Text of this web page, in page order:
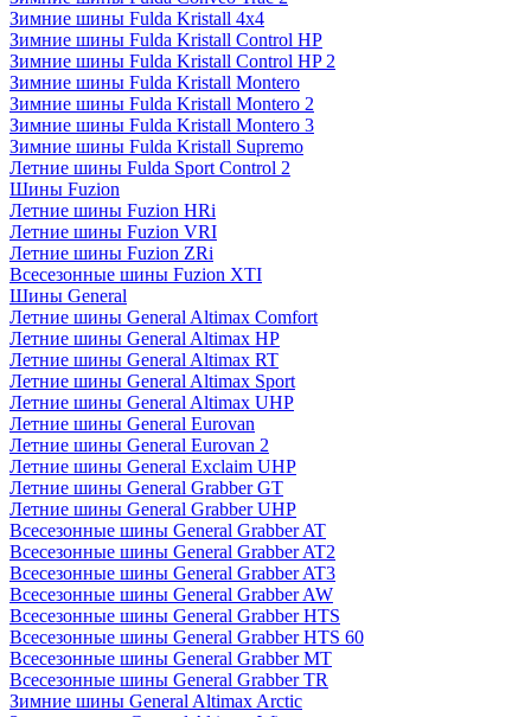
Зимние шины Fulda Kristall 4x4
Зимние шины Fulda Kristall Control HP
Зимние шины Fulda Kristall Control HP 2
Зимние шины Fulda Kristall Montero
Зимние шины Fulda Kristall Montero 2
Зимние шины Fulda Kristall Montero 3
Зимние шины Fulda Kristall Supremo
Летние шины Fulda Sport Control 2
Шины Fuzion
Летние шины Fuzion HRi
Летние шины Fuzion VRI
Летние шины Fuzion ZRi
Всесезонные шины Fuzion XTI
Шины General
Летние шины General Altimax Comfort
Летние шины General Altimax HP
Летние шины General Altimax RT
Летние шины General Altimax Sport
Летние шины General Altimax UHP
Летние шины General Eurovan
Летние шины General Eurovan 2
Летние шины General Exclaim UHP
Летние шины General Grabber GT
Летние шины General Grabber UHP
Всесезонные шины General Grabber AT
Всесезонные шины General Grabber AT2
Всесезонные шины General Grabber AT3
Всесезонные шины General Grabber AW
Всесезонные шины General Grabber HTS
Всесезонные шины General Grabber HTS 60
Всесезонные шины General Grabber MT
Всесезонные шины General Grabber TR
Зимние шины General Altimax Arctic